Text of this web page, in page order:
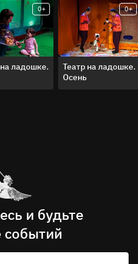
– 35-40 минут
февраля 2025 года
0+
ладошке.
0+
Театр на ладошке.
Осень
и будьте
событий